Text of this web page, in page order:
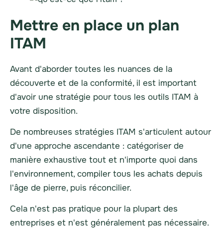
Mettre en place un plan
ITAM
Avant d'aborder toutes les nuances de la
découverte et de la conformité, il est important
d'avoir une stratégie pour tous les outils ITAM à
votre disposition.
De nombreuses stratégies ITAM s'articulent autour
d'une approche ascendante : catégoriser de
manière exhaustive tout et n'importe quoi dans
l'environnement, compiler tous les achats depuis
l'âge de pierre, puis réconcilier.
Cela n'est pas pratique pour la plupart des
entreprises et n'est généralement pas nécessaire.